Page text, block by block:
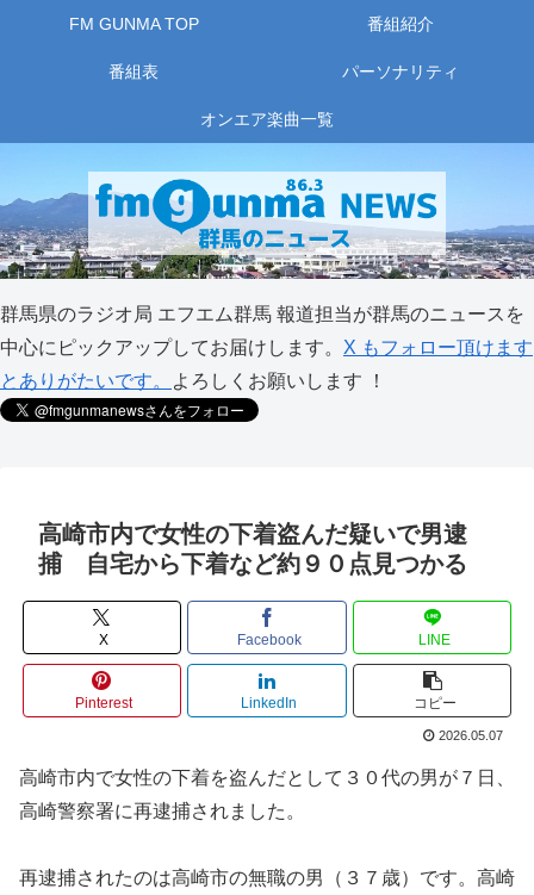
FM GUNMA TOP 番組紹介
番組表 パーソナリティ
オンエア楽曲一覧
群馬県のラジオ局 エフエム群馬 報道担当が群馬のニュースを
中心にピックアップしてお届けします。 X もフォロー頂けます
とありがたいです。
よろしくお願いします ！
高崎市内で女性の下着盗んだ疑いで男逮
捕 自宅から下着など約９０点見つかる
X Facebook LINE
Pinterest LinkedIn コピー
2026.05.07
高崎市内で女性の下着を盗んだとして３０代の男が７日、
高崎警察署に再逮捕されました。
再逮捕されたのは高崎市の無職の男（３７歳）です。高崎